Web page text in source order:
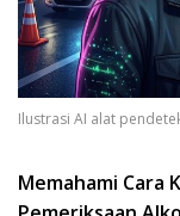
Ilustrasi AI alat
Memahami Cara